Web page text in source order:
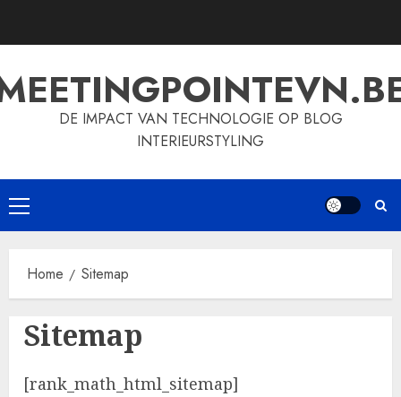
DE IMPACT VAN TECHNOLOGIE OP BLOG
INTERIEURSTYLING
Primary
Menu
Home Sitemap
Sitemap
[rank_math_html_sitemap]